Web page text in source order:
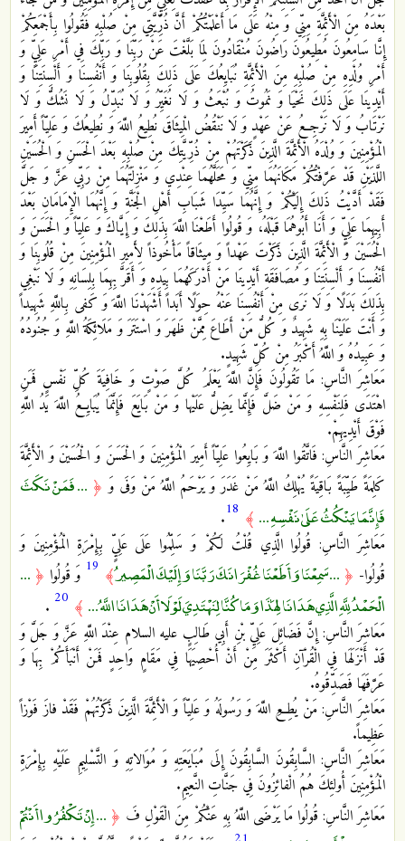
بَعْدَهُ مِنَ الْأَئِمَّةِ مِنِّي وَ مِنْهُ عَلَى مَا أَعْلَمْتُكُمْ أَنَّ ذُرِّيَّتِي مِنْ صُلْبِهِ فَقُولُوا بِأَجْمَعِكُمْ
إِنَّا سَامِعُونَ مُطِيعُونَ رَاضُونَ مُنْقَادُونَ لِمَا بَلَّغْتَ عَنْ رَبِّنَا وَ رَبِّكَ فِي أَمْرِ عَلِيٍّ وَ
أَمْرِ وُلْدِهِ مِنْ صُلْبِهِ مِنَ الْأَئِمَّةِ نُبَايِعُكَ عَلَى ذَلِكَ بِقُلُوبِنَا وَ أَنْفُسِنَا وَ أَلْسِنَتِنَا وَ
أَيْدِينَا عَلَى ذَلِكَ نَحْيَا وَ نَمُوتُ وَ نُبْعَثُ وَ لَا نُغَيِّرُ وَ لَا نُبَدِّلُ وَ لَا نَشُكُّ وَ لَا
نَرْتَابُ وَ لَا نَرْجِعُ عَنْ عَهْدٍ وَ لَا نَنْقُضُ الْمِيثَاقَ نُطِيعُ اللَّهَ وَ نُطِيعُكَ وَ عَلِيّاً أَمِيرَ
الْمُؤْمِنِينَ وَ وُلْدَهُ الْأَئِمَّةَ الَّذِينَ ذَكَرْتَهُمْ مِنْ ذُرِّيَّتِكَ مِنْ صُلْبِهِ بَعْدَ الْحَسَنِ وَ الْحُسَيْنِ
اللَّذَيْنِ قَدْ عَرَّفْتُكُمْ مَكَانَهُمَا مِنِّي وَ مَحَلَّهُمَا عِنْدِي وَ مَنْزِلَتَهُمَا مِنْ رَبِّي عَزَّ وَ جَلَّ
فَقَدْ أَدَّيْتُ ذَلِكَ إِلَيْكُمْ وَ إِنَّهُمَا سَيِّدَا شَبَابِ أَهْلِ الْجَنَّةِ وَ إِنَّهُمَا الْإِمَامَانِ بَعْدَ
أَبِيهِمَا عَلِيٍّ وَ أَنَا أَبُوهُمَا قَبْلَهُ، وَ قُولُوا أَطَعْنَا اللَّهَ بِذَلِكَ وَ إِيَّاكَ وَ عَلِيّاً وَ الْحَسَنَ وَ
الْحُسَيْنَ وَ الْأَئِمَّةَ الَّذِينَ ذَكَرْتَ عَهْداً وَ مِيثَاقاً مَأْخُوذاً لِأَمِيرِ الْمُؤْمِنِينَ مِنْ قُلُوبِنَا وَ
أَنْفُسِنَا وَ أَلْسِنَتِنَا وَ مُصَافَقَةِ أَيْدِينَا مَنْ أَدْرَكَهُمَا بِيَدِهِ وَ أَقَرَّ بِهِمَا بِلِسَانِهِ‏ وَ لَا نَبْغِي
بِذَلِكَ بَدَلًا وَ لَا نَرَى مِنْ أَنْفُسِنَا عَنْهُ حِوَلًا أَبَداً أَشْهَدْنَا اللَّهَ‏ وَ كَفى‏ بِاللَّهِ شَهِيداً
وَ أَنْتَ عَلَيْنَا بِهِ شَهِيدٌ وَ كُلُّ مَنْ أَطَاعَ مِمَّنْ ظَهَرَ وَ اسْتَتَرَ وَ مَلَائِكَةُ اللَّهِ وَ جُنُودُهُ
وَ عَبِيدُهُ وَ اللَّهُ أَكْبَرُ مِنْ كُلِّ شَهِيدٍ.
مَعَاشِرَ النَّاسِ: مَا تَقُولُونَ فَإِنَّ اللَّهَ يَعْلَمُ كُلَّ صَوْتٍ وَ خَافِيَةَ كُلِّ نَفْسٍ فَمَنِ
اهْتَدَى فَلِنَفْسِهِ وَ مَنْ ضَلَّ فَإِنَّما يَضِلُّ عَلَيْها وَ مَنْ بَايَعَ فَإِنَّمَا يُبَايِعُ‏ اللَّهَ يَدُ اللَّهِ
فَوْقَ أَيْدِيهِمْ‏.
مَعَاشِرَ النَّاسِ: فَاتَّقُوا اللَّهَ وَ بَايِعُوا عَلِيّاً أَمِيرَ الْمُؤْمِنِينَ وَ الْحَسَنَ وَ الْحُسَيْنَ وَ الْأَئِمَّةَ
كَلِمَةً طَيِّبَةً بَاقِيَةً يُهْلِكُ اللَّهُ مَنْ غَدَرَ وَ يَرْحَمُ اللَّهُ مَنْ وَفَى وَ ﴿ ... فَمَنْ نَكَثَ
فَإِنَّمَا يَنْكُثُ عَلَىٰ نَفْسِهِ ... ﴾ 18
.
مَعَاشِرَ النَّاسِ: قُولُوا الَّذِي قُلْتُ لَكُمْ وَ سَلِّمُوا عَلَى عَلِيٍّ بِإِمْرَةِ الْمُؤْمِنِينَ وَ
قُولُوا- ﴿ ... سَمِعْنَا وَأَطَعْنَا غُفْرَانَكَ رَبَّنَا وَإِلَيْكَ الْمَصِيرُ﴾ 19 وَ قُولُوا ﴿ ...
الْحَمْدُ لِلَّهِ الَّذِي هَدَانَا لِهَٰذَا وَمَا كُنَّا لِنَهْتَدِيَ لَوْلَا أَنْ هَدَانَا اللَّهُ ... ﴾ 20
.
مَعَاشِرَ النَّاسِ: إِنَّ فَضَائِلَ عَلِيِّ بْنِ أَبِي طَالِبٍ عليه السلام عِنْدَ اللَّهِ عَزَّ وَ جَلَّ وَ
قَدْ أَنْزَلَهَا فِي الْقُرْآنِ أَكْثَرَ مِنْ أَنْ أُحْصِيَهَا فِي مَقَامٍ وَاحِدٍ فَمَنْ أَنْبَأَكُمْ بِهَا وَ
عَرَّفَهَا فَصَدِّقُوهُ.
مَعَاشِرَ النَّاسِ‏: مَنْ يُطِعِ اللَّهَ وَ رَسُولَهُ‏ وَ عَلِيّاً وَ الْأَئِمَّةَ الَّذِينَ ذَكَرْتُهُمْ‏ فَقَدْ فازَ فَوْزاً
عَظِيماً.
مَعَاشِرَ النَّاسِ‏: السَّابِقُونَ السَّابِقُونَ‏ إِلَى مُبَايَعَتِهِ وَ مُوَالاتِهِ وَ التَّسْلِيمِ عَلَيْهِ بِإِمْرَةِ
الْمُؤْمِنِينَ‏ أُولئِكَ هُمُ الْفائِزُونَ فِي جَنَّاتِ النَّعِيمِ‏.
مَعَاشِرَ النَّاسِ: قُولُوا مَا يَرْضَى اللَّهُ بِهِ عَنْكُمْ مِنَ الْقَوْلِ فَ ﴿ ... إِنْ تَكْفُرُوا أَنْتُمْ